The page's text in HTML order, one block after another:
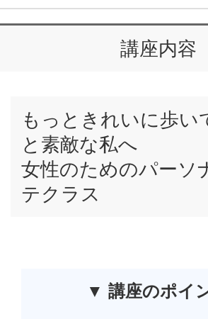
講座内容
もっときれいに歩い
と素敵な私へ
女性のためのパーソ
テクラス
▼ 講座のポイ